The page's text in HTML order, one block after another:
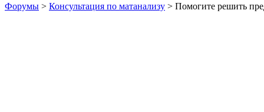
Форумы > Консультация по матанализу > Помогите решить